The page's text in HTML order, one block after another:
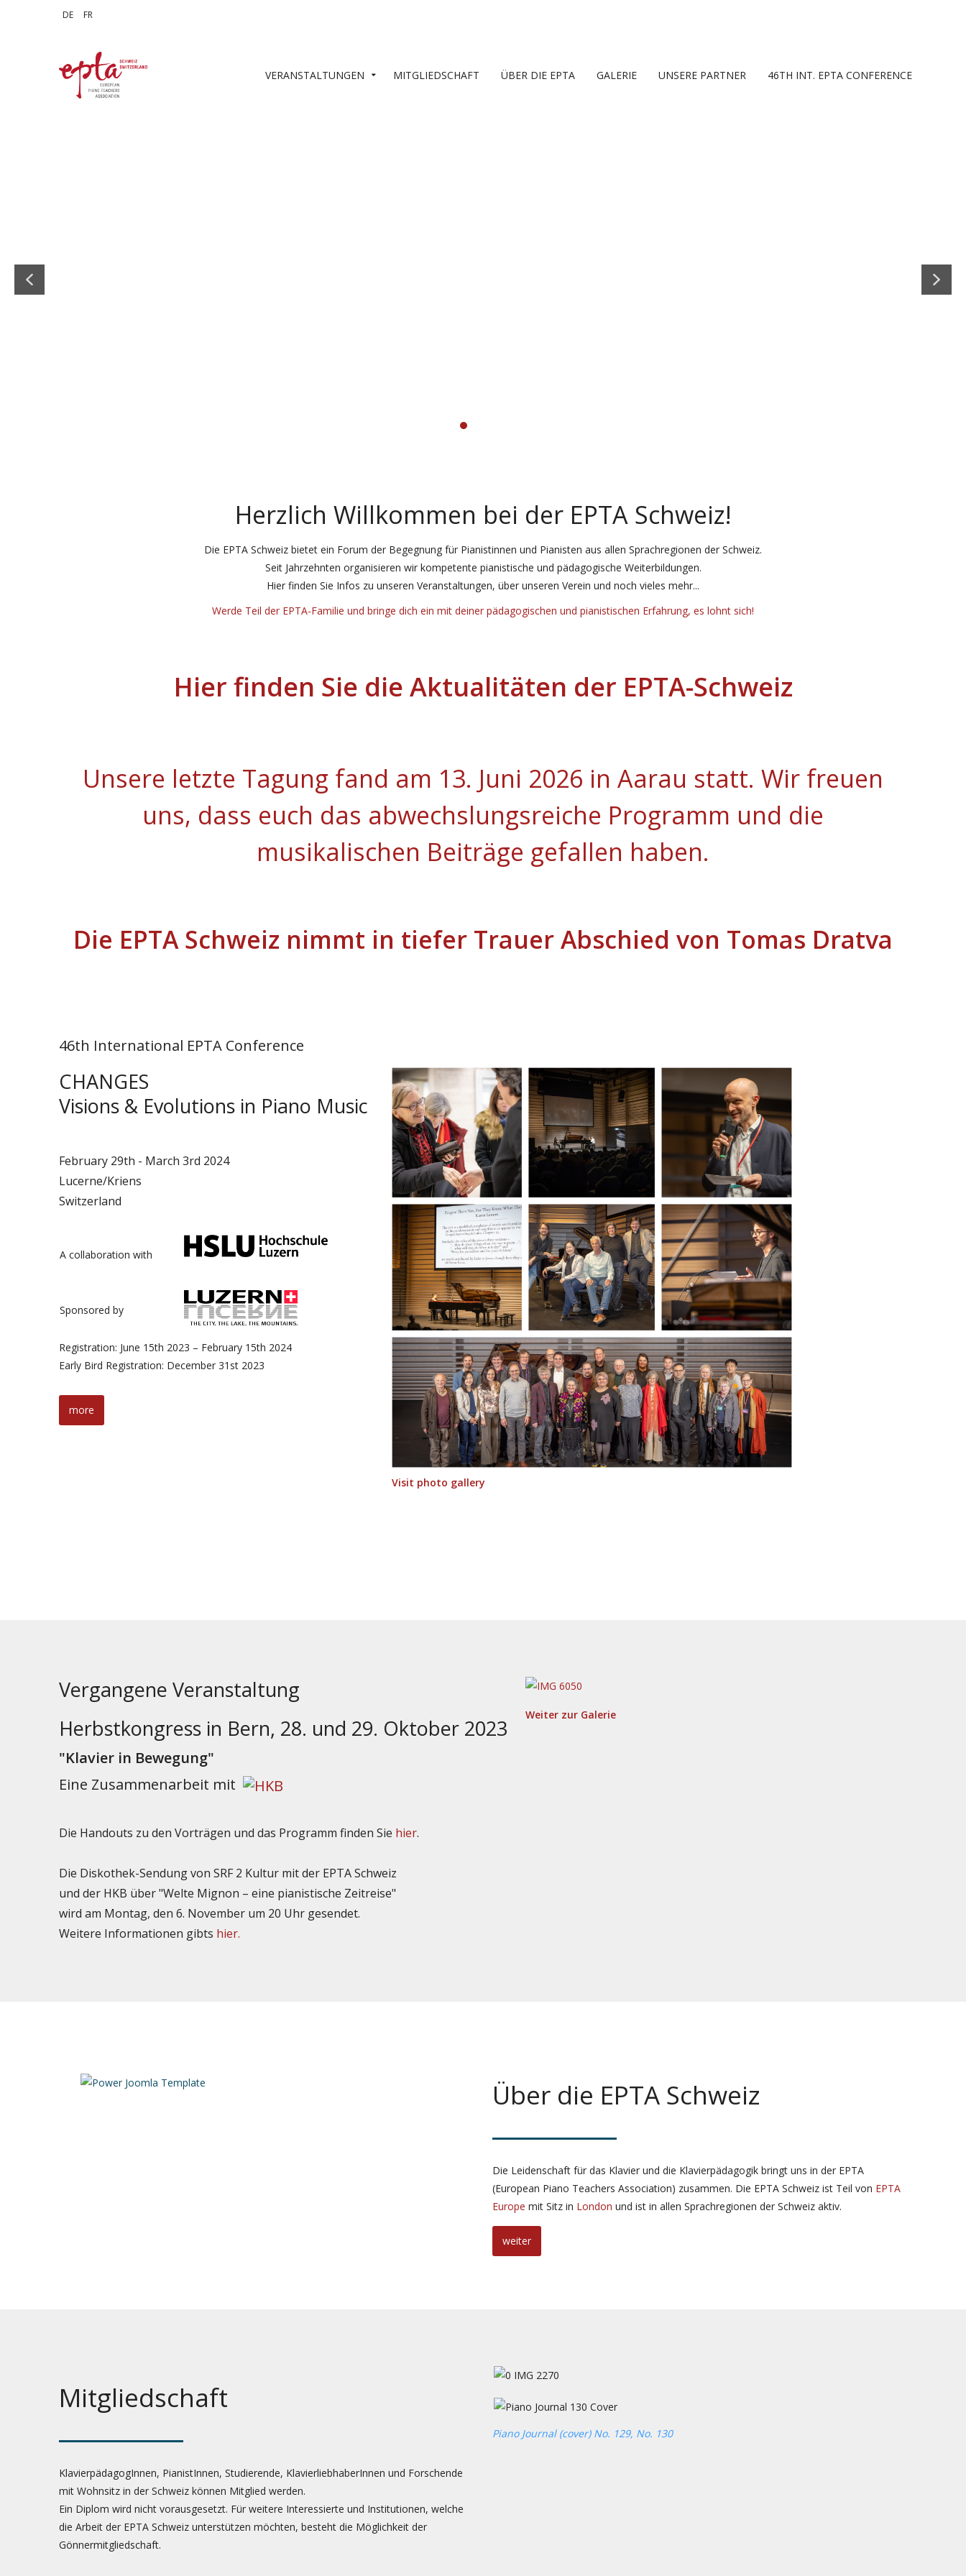
Sprache auswählen
DE FR
VERANSTALTUNGEN MITGLIEDSCHAFT ÜBER DIE EPTA GALERIE UNSERE PARTNER 46TH INT. EPTA CONFERENCE
Herzlich Willkommen bei der EPTA Schweiz!
Die EPTA Schweiz bietet ein Forum der Begegnung für Pianistinnen und Pianisten aus allen Sprachregionen der Schweiz.
Seit Jahrzehnten organisieren wir kompetente pianistische und pädagogische Weiterbildungen.
Hier finden Sie Infos zu unseren Veranstaltungen, über unseren Verein und noch vieles mehr...
Werde Teil der EPTA-Familie und bringe dich ein mit deiner pädagogischen und pianistischen Erfahrung, es lohnt sich!
Hier finden Sie die Aktualitäten der EPTA-Schweiz
Unsere letzte Tagung fand am 13. Juni 2026 in Aarau statt. Wir freuen
uns, dass euch das abwechslungsreiche Programm und die
musikalischen Beiträge gefallen haben.
Die EPTA Schweiz nimmt in tiefer Trauer Abschied von Tomas Dratva
46th International EPTA Conference
CHANGES
Visions & Evolutions in Piano Music
February 29th - March 3rd 2024
Lucerne/Kriens
Switzerland
A collaboration with
Sponsored by
Registration: June 15th 2023 – February 15th 2024
Early Bird Registration: December 31st 2023
more
Visit photo gallery
Vergangene Veranstaltung
Herbstkongress in Bern, 28. und 29. Oktober 2023
"Klavier in Bewegung"
Eine Zusammenarbeit mit
Die Handouts zu den Vorträgen und das Programm finden Sie hier.
Die Diskothek-Sendung von SRF 2 Kultur mit der EPTA Schweiz
und der HKB über "Welte Mignon – eine pianistische Zeitreise"
wird am Montag, den 6. November um 20 Uhr gesendet.
Weitere Informationen gibts hier.
Weiter zur Galerie
Über die EPTA Schweiz
Die Leidenschaft für das Klavier und die Klavierpädagogik bringt uns in der EPTA
(European Piano Teachers Association) zusammen. Die EPTA Schweiz ist Teil von EPTA
Europe mit Sitz in London und ist in allen Sprachregionen der Schweiz aktiv.
weiter
Mitgliedschaft
KlavierpädagogInnen, PianistInnen, Studierende, KlavierliebhaberInnen und Forschende
mit Wohnsitz in der Schweiz können Mitglied werden.
Ein Diplom wird nicht vorausgesetzt. Für weitere Interessierte und Institutionen, welche
die Arbeit der EPTA Schweiz unterstützen möchten, besteht die Möglichkeit der
Gönnermitgliedschaft.
Piano Journal (cover) No. 129, No. 130